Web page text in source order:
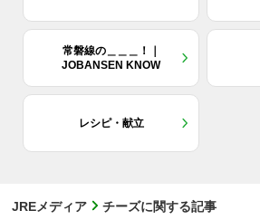
常磐線の＿＿＿！｜
JOBANSEN KNOW
レシピ・献立
JREメディア チーズに関する記事